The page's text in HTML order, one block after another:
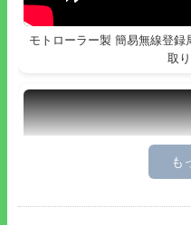
モトローラー製 簡易無線登録
取